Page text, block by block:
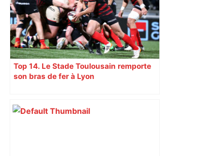
Top 14. Le Stade Toulousain remporte
son bras de fer à Lyon